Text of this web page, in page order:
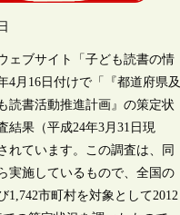
ェブサイト「子ども読書の情
4月16日付けで「『都道府県及
読書活動推進計画』の策定状
結果（平成24年3月31日現
れています。この調査は、同
実施しているもので、全国の
1,742市町村を対象として2012